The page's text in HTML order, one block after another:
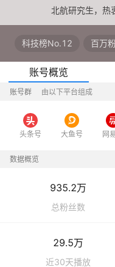
北航研究生，热
科技榜No.12 百万
账号概览
账号群 由以下平台组成
头条号 大鱼号 网
数据概览
935.2万
总粉丝数
29.5万
近30天播放